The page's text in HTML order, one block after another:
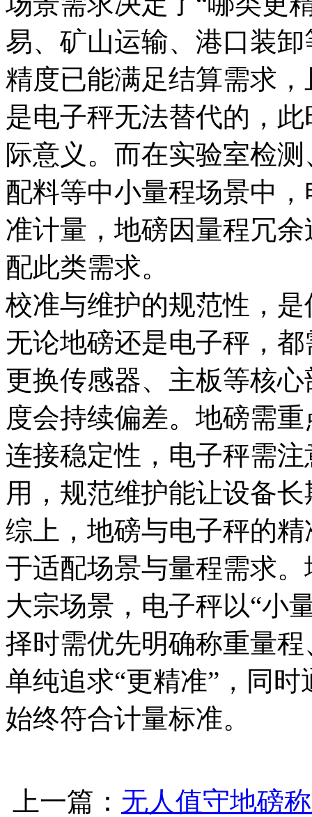
易、矿山运输、港口装
精度已能满足结算需求
是电子秤无法替代的，
际意义。而在实验室检
配料等中小量程场景中
准计量，地磅因量程冗
配此类需求。
校准与维护的规范性，
无论地磅还是电子秤，
更换传感器、主板等核
度会持续偏差。地磅需
连接稳定性，电子秤需
用，规范维护能让设备
综上，地磅与电子秤的
于适配场景与量程需求
大宗场景，电子秤以“小
择时需优先明确称重量
单纯追求“更精准”，同
始终符合计量标准。
上一篇： 无人值守地磅